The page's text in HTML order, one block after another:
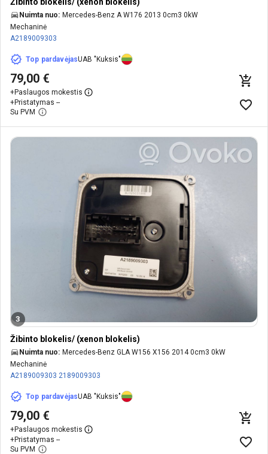
Nuimta nuo: Mercedes-Benz A W176 2013 0cm3 0kW
Mechaninė
A2189009303
Top pardavėjasUAB "Kuksis"
79,00 €
+Paslaugos mokestis
+Pristatymas --
Su PVM
3
Žibinto blokelis/ (xenon blokelis)
Nuimta nuo: Mercedes-Benz GLA W156 X156 2014 0cm3 0kW
Mechaninė
A2189009303 2189009303
Top pardavėjasUAB "Kuksis"
79,00 €
+Paslaugos mokestis
+Pristatymas --
Su PVM